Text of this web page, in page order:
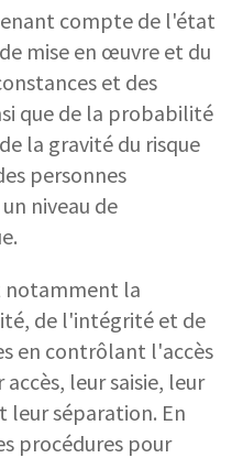
compte de l'état
mise en œuvre et du
et des
que de la probabilité
la gravité du risque
personnes
niveau de
notamment la
de l'intégrité et de
en contrôlant l'accès
leur saisie, leur
leur séparation. En
procédures pour